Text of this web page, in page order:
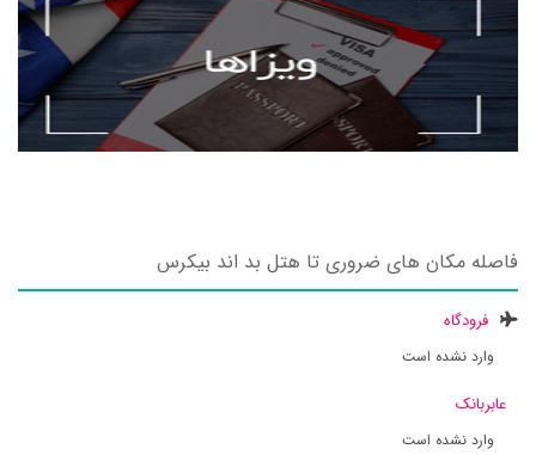
فاصله مکان های ضروری تا هتل بد اند بیکرس
فرودگاه
وارد نشده است
عابربانک
وارد نشده است